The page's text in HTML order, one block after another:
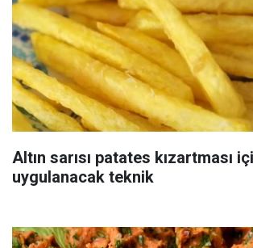
Altın sarısı patates kızartması
uygulanacak teknik